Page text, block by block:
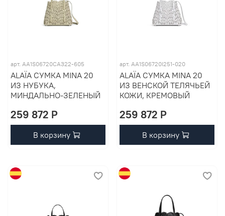
арт. AA1S06720CA322-605
ALAÏA СУМКА MINA 20
ИЗ НУБУКА,
МИНДАЛЬНО-ЗЕЛЕНЫЙ
259 872 P
В корзину
арт. AA1S06720I251-020
ALAÏA СУМКА MINA 20
ИЗ ВЕНСКОЙ ТЕЛЯЧЬЕЙ
КОЖИ, КРЕМОВЫЙ
259 872 P
В корзину